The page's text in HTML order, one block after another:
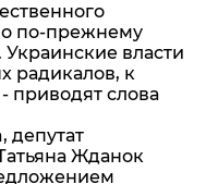
по-прежнему
власти
радикалов, к
приводят слова
депутат
Жданок